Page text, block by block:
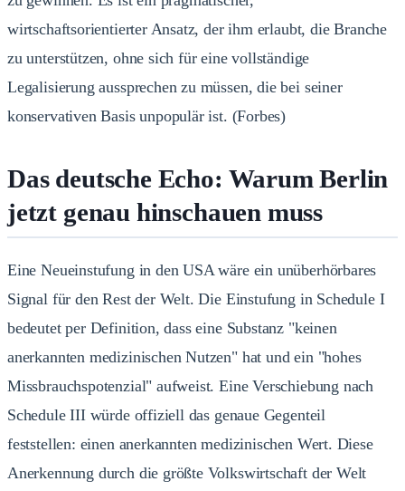
wirtschaftsorientierter Ansatz, der ihm erlaubt, die Branche
zu unterstützen, ohne sich für eine vollständige
Legalisierung aussprechen zu müssen, die bei seiner
konservativen Basis unpopulär ist. (Forbes)
Das deutsche Echo: Warum Berlin
jetzt genau hinschauen muss
Eine Neueinstufung in den USA wäre ein unüberhörbares
Signal für den Rest der Welt. Die Einstufung in Schedule I
bedeutet per Definition, dass eine Substanz "keinen
anerkannten medizinischen Nutzen" hat und ein "hohes
Missbrauchspotenzial" aufweist. Eine Verschiebung nach
Schedule III würde offiziell das genaue Gegenteil
feststellen: einen anerkannten medizinischen Wert. Diese
Anerkennung durch die größte Volkswirtschaft der Welt